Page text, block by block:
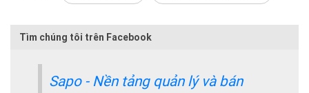
Tìm chúng tôi trên Facebook
Sapo - Nền tảng quản lý và bán